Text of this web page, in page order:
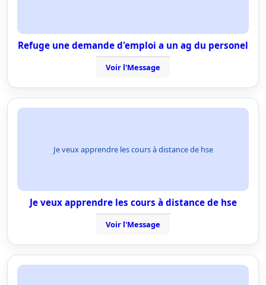
Refuge une demande d'emploi a un ag du personel
Voir l'Message
Je veux apprendre les cours à distance de hse
Je veux apprendre les cours à distance de hse
Voir l'Message